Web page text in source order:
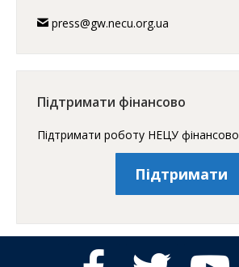
press@gw.necu.org.ua
Підтримати фінансово
Підтримати роботу НЕЦУ фінансово
Підтримати
facebook twitter youtube